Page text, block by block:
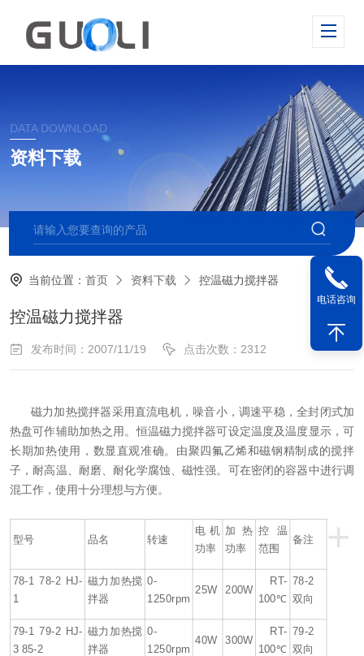
DATA DOWNLOAD
资料下载
当前位置：首页 资料下载 控温磁力搅拌器
控温磁力搅拌器
发布时间：2007/11/19 点击次数：2312
磁力加热搅拌器采用直流电机，噪音小，调速平稳，全封闭式加
热盘可作辅助加热之用。恒温磁力搅拌器可设定温度及温度显示，可
长期加热使用，数显直观准确。由聚四氟乙烯和磁钢精制成的搅拌
子，耐高温、耐磨、耐化学腐蚀、磁性强。可在密闭的容器中进行调
混工作，使用十分理想与方便。
+
型号 品名 转速
电机
功率
加热
功率
控温
范围
备注
78-1 78-2 HJ-
1
磁力加热搅
拌器
0-
1250rpm
25W 200W
RT-
100℃
78-2
双向
79-1 79-2 HJ-
3 85-2
磁力加热搅
拌器
0-
1250rpm
40W 300W
RT-
100℃
79-2
双向
电话咨询